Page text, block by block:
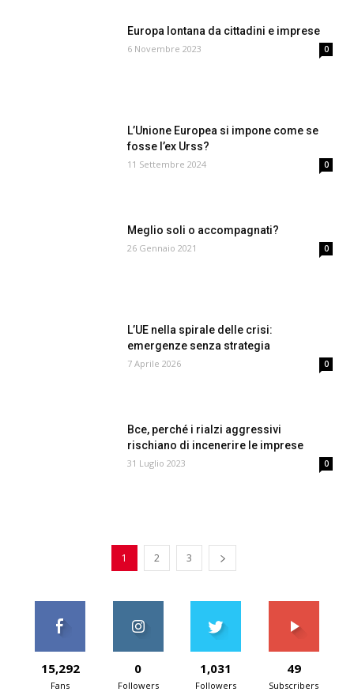
Europa lontana da cittadini e imprese
6 Novembre 2023 0
L’Unione Europea si impone come se
fosse l’ex Urss?
11 Settembre 2024 0
Meglio soli o accompagnati?
26 Gennaio 2021 0
L’UE nella spirale delle crisi:
emergenze senza strategia
7 Aprile 2026 0
Bce, perché i rialzi aggressivi
rischiano di incenerire le imprese
31 Luglio 2023 0
1 2 3
15,292
Fans
0
Followers
1,031
Followers
49
Subscribers